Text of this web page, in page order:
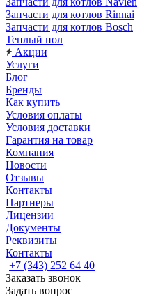
Запчасти для котлов Rinnai
Запчасти для котлов Bosch
Теплый пол
Акции
Услуги
Блог
Бренды
Как купить
Условия оплаты
Условия доставки
Гарантия на товар
Компания
Новости
Отзывы
Контакты
Партнеры
Лицензии
Документы
Реквизиты
Контакты
+7 (343) 252 64 40
Заказать звонок
Задать вопрос